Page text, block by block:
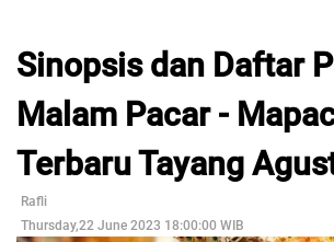
Sinopsis dan Daftar
Malam Pacar -
Terbaru Tayang
Rafli
Thursday,22 June 2023 18:00:00 WIB